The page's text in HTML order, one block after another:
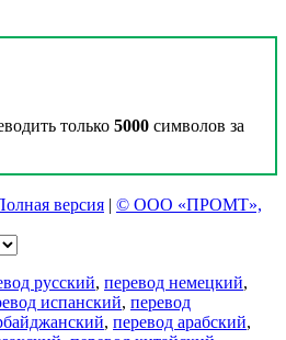
как вузам бесплатно получить
Translation Factory
прошел очередной вебинар,
программе компании PROMT
учебных заведений. Вебинар
руководитель лингвистич
01.03.2026